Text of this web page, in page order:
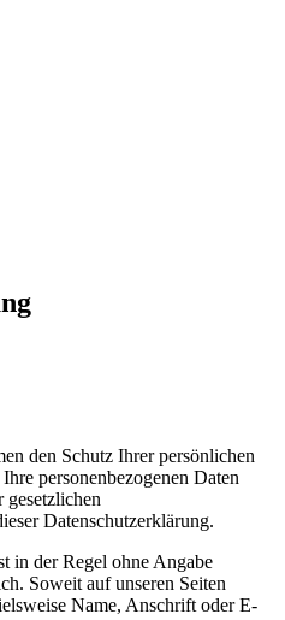
den Schutz Ihrer persönlichen
personenbezogenen Daten
gesetzlichen
Datenschutzerklärung.
in der Regel ohne Angabe
Soweit auf unseren Seiten
Name, Anschrift oder E-